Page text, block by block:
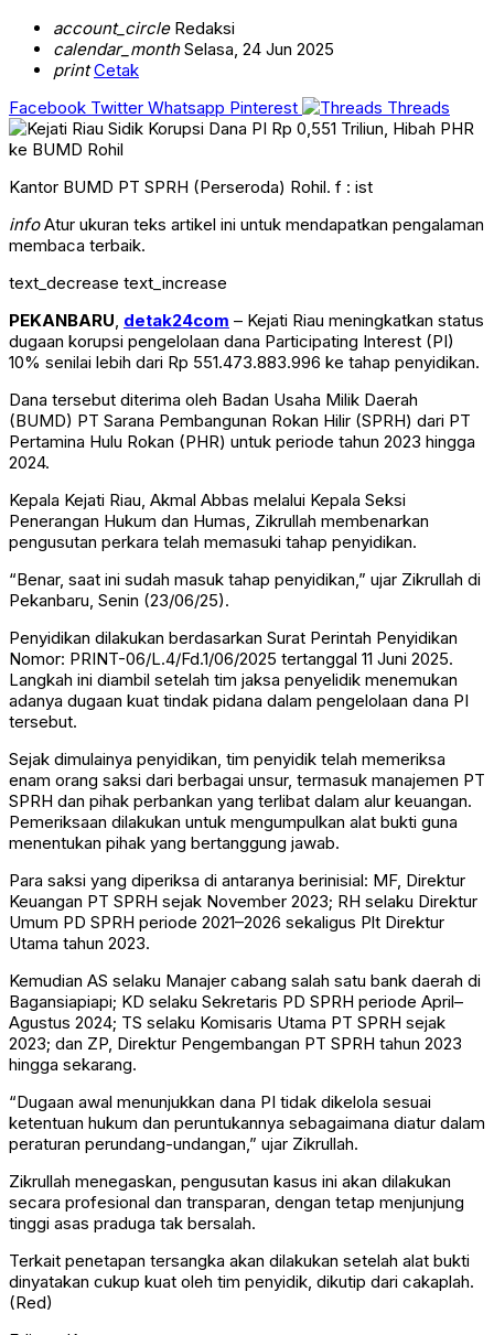
account_circleRedaksi
calendar_monthSelasa, 24 Jun 2025
print Cetak
Facebook Twitter Whatsapp Pinterest Threads
Kantor BUMD PT SPRH (Perseroda) Rohil. f : ist
infoAtur ukuran teks artikel ini untuk mendapatkan pengalaman
membaca terbaik.
text_decrease text_increase
PEKANBARU, detak24com – Kejati Riau meningkatkan status
dugaan korupsi pengelolaan dana Participating Interest (PI)
10% senilai lebih dari Rp 551.473.883.996 ke tahap penyidikan.
Dana tersebut diterima oleh Badan Usaha Milik Daerah
(BUMD) PT Sarana Pembangunan Rokan Hilir (SPRH) dari PT
Pertamina Hulu Rokan (PHR) untuk periode tahun 2023 hingga
2024.
Kepala Kejati Riau, Akmal Abbas melalui Kepala Seksi
Penerangan Hukum dan Humas, Zikrullah membenarkan
pengusutan perkara telah memasuki tahap penyidikan.
“Benar, saat ini sudah masuk tahap penyidikan,” ujar Zikrullah di
Pekanbaru, Senin (23/06/25).
Penyidikan dilakukan berdasarkan Surat Perintah Penyidikan
Nomor: PRINT-06/L.4/Fd.1/06/2025 tertanggal 11 Juni 2025.
Langkah ini diambil setelah tim jaksa penyelidik menemukan
adanya dugaan kuat tindak pidana dalam pengelolaan dana PI
tersebut.
Sejak dimulainya penyidikan, tim penyidik telah memeriksa
enam orang saksi dari berbagai unsur, termasuk manajemen PT
SPRH dan pihak perbankan yang terlibat dalam alur keuangan.
Pemeriksaan dilakukan untuk mengumpulkan alat bukti guna
menentukan pihak yang bertanggung jawab.
Para saksi yang diperiksa di antaranya berinisial: MF, Direktur
Keuangan PT SPRH sejak November 2023; RH selaku Direktur
Umum PD SPRH periode 2021–2026 sekaligus Plt Direktur
Utama tahun 2023.
Kemudian AS selaku Manajer cabang salah satu bank daerah di
Bagansiapiapi; KD selaku Sekretaris PD SPRH periode April–
Agustus 2024; TS selaku Komisaris Utama PT SPRH sejak
2023; dan ZP, Direktur Pengembangan PT SPRH tahun 2023
hingga sekarang.
“Dugaan awal menunjukkan dana PI tidak dikelola sesuai
ketentuan hukum dan peruntukannya sebagaimana diatur dalam
peraturan perundang-undangan,” ujar Zikrullah.
Zikrullah menegaskan, pengusutan kasus ini akan dilakukan
secara profesional dan transparan, dengan tetap menjunjung
tinggi asas praduga tak bersalah.
Terkait penetapan tersangka akan dilakukan setelah alat bukti
dinyatakan cukup kuat oleh tim penyidik, dikutip dari cakaplah.
(Red)